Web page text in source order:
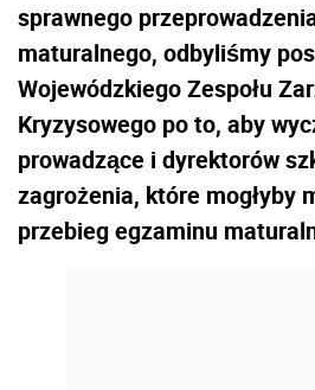
sprawnego
maturalnego, odbyliśmy
Wojewódzkiego Zespołu
Kryzysowego po to, aby
prowadzące i dyrektorów
zagrożenia, które mogłyby
przebieg egzaminu